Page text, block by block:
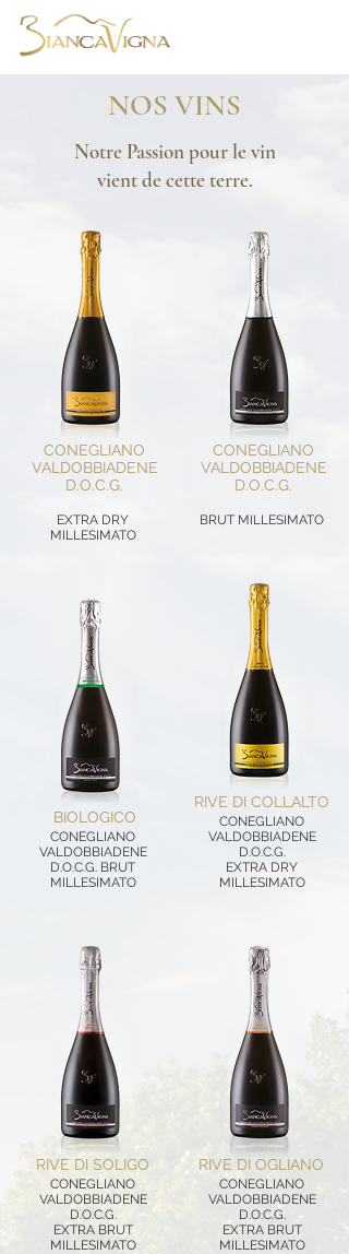
NOS VINS
Notre Passion pour le vin
vient de cette terre.
CONEGLIANO
VALDOBBIADENE
D.O.C.G.
EXTRA DRY
MILLESIMATO
BIOLOGICO
CONEGLIANO
VALDOBBIADENE
D.O.C.G. BRUT
MILLESIMATO
RIVE DI SOLIGO
CONEGLIANO
VALDOBBIADENE
D.O.C.G.
EXTRA BRUT
MILLESIMATO
CONEGLIANO
VALDOBBIADENE
D.O.C.G.
BRUT MILLESIMATO
RIVE DI COLLALTO
CONEGLIANO
VALDOBBIADENE
D.O.C.G.
EXTRA DRY
MILLESIMATO
RIVE DI OGLIANO
CONEGLIANO
VALDOBBIADENE
D.O.C.G.
EXTRA BRUT
MILLESIMATO